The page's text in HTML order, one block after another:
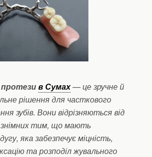
в Сумах— це зручне й
рішення для часткового
зубів. Вони відрізняються від
знімних тим, що мають
яка забезпечує міцність,
та розподіл жувального